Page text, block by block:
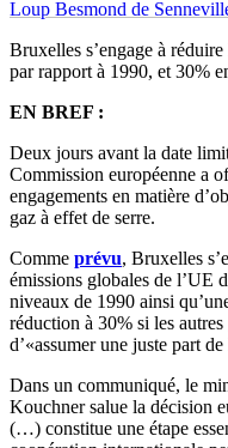
Loup Besmond de
Bruxelles s’engage à
par rapport à 1990, et 30%
EN BREF :
Deux jours avant la date
Commission européenne a
engagements en matière
gaz à effet de serre.
Comme prévu, Bruxelles
émissions globales de l’UE
niveaux de 1990 ainsi
réduction à 30% si les
d’«assumer une juste part
Dans un communiqué, le
Kouchner salue la décision
(…) constitue une étape